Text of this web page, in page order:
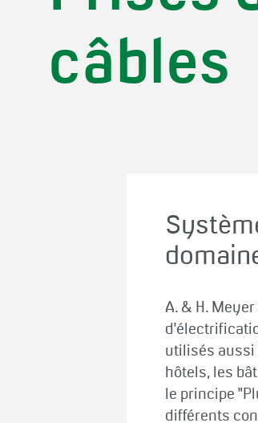
câbles
A. & H.
utilisés aussi
hôtels, les
le principe
différents